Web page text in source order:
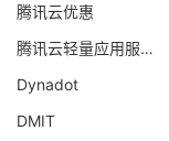
腾讯云优惠
腾讯云轻量应用服务器
Dynadot
DMIT